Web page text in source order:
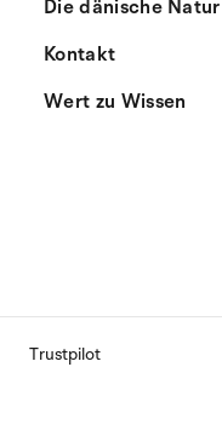
Die dänische Natur
Kontakt
Wert zu Wissen
Trustpilot